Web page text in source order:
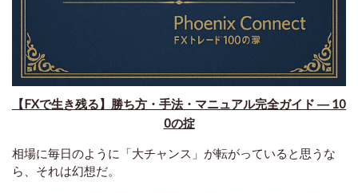
【FXで生き残る】勝ち方・手法・マニュアル完全ガイド ― 10
0の掟
相場に毎日のように「大チャンス」が転がっていると思うな
ら、それは幻想だ。